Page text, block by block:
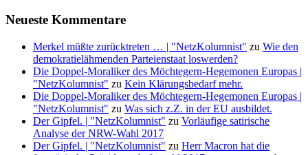
Neueste Kommentare
Merkel müßte zurücktreten … | "NetzKolumnist" zu Wie den
demokratielähmenden Parteienstaat loswerden?
Die Doppel-Moraliker des Möchtegern-Hegemonen Europas |
"NetzKolumnist" zu Kein Klärungsbedarf mehr.
Die Doppel-Moraliker des Möchtegern-Hegemonen Europas |
"NetzKolumnist" zu Was sich z.Z. in der EU ausbildet.
Der Gipfel. | "NetzKolumnist" zu Vorläufige satirische
Analyse der NRW-Wahl 2017
Der Gipfel. | "NetzKolumnist" zu Herr Macron hat die